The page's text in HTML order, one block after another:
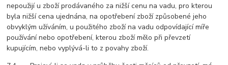
nepoužijí u zboží prodávaného za nižší cenu na vadu, pro kterou
byla nižší cena ujednána, na opotřebení zboží způsobené jeho
obvyklým užíváním, u použitého zboží na vadu odpovídající míře
používání nebo opotřebení, kterou zboží mělo při převzetí
kupujícím, nebo vyplývá-li to z povahy zboží.